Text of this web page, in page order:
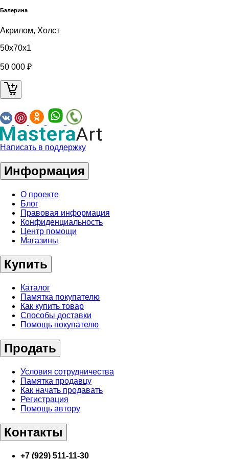
Балерина
Акрилом, Холст
50x70x1
50 000 ₽
Написать в поддержку
Информация
О проекте
Блог
Правовая информация
Конфиденциальность
Центр помощи
Магазины
Купить
Каталог
Памятка покупателю
Как купить товар
Способы доставки
Помощь покупателю
Продать
Условия сотрудничества
Памятка продавцу
Как начать продавать
Регистрация
Помощь автору
Контакты
+7 (929) 511-11-30